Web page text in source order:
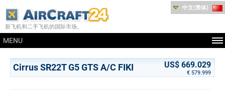
新飞机和二手飞机的国际市场。
MENU
中文(简体)
Cirrus SR22T G5 GTS A/C FIKI US$ 669.029
€ 579.999